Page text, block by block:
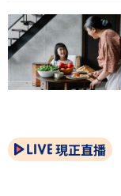
現正直播